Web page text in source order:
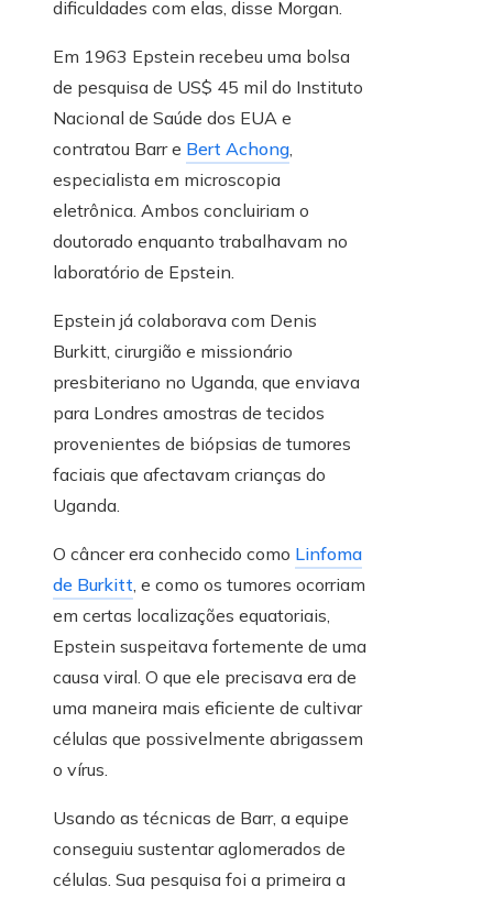
dificuldades com elas, disse Morgan.
Em 1963 Epstein recebeu uma bolsa
de pesquisa de US$ 45 mil do Instituto
Nacional de Saúde dos EUA e
contratou Barr e Bert Achong,
especialista em microscopia
eletrônica. Ambos concluiriam o
doutorado enquanto trabalhavam no
laboratório de Epstein.
Epstein já colaborava com Denis
Burkitt, cirurgião e missionário
presbiteriano no Uganda, que enviava
para Londres amostras de tecidos
provenientes de biópsias de tumores
faciais que afectavam crianças do
Uganda.
O câncer era conhecido como Linfoma
de Burkitt, e como os tumores ocorriam
em certas localizações equatoriais,
Epstein suspeitava fortemente de uma
causa viral. O que ele precisava era de
uma maneira mais eficiente de cultivar
células que possivelmente abrigassem
o vírus.
Usando as técnicas de Barr, a equipe
conseguiu sustentar aglomerados de
células. Sua pesquisa foi a primeira a